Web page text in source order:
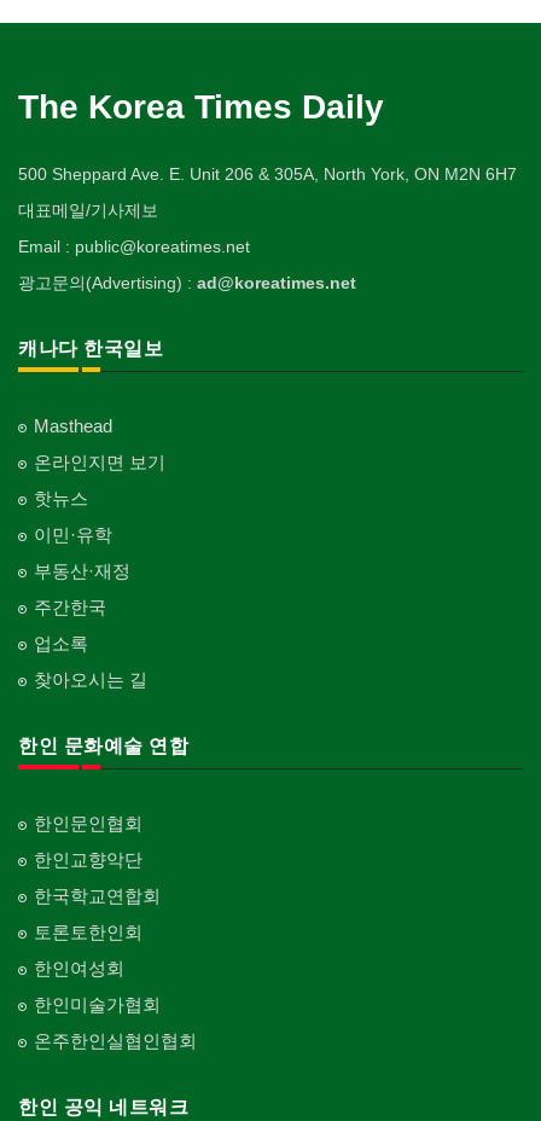
Veterinarian
Ophthalmologist
의사-외과
Surgeon
의사-치과
의사-가정의
의사-기타
의사-정신과
애완동물용품
양복점
Tailor
Fashion/Boutique
Blanket
웨딩서비스
자수
개인지도-어학/수학
개인지도-서예
Private Lesson-Calligraphy
Private Lesson-Art/Photograph
Private Lesson-Ballet/Dance
개인지도-꽃꽂이
개인지도-기타
스테이징 홈
전기공사/수리
Electric Work
정원공사/조경
Roofing
Curtain/Carpet
Wall Paper/Paint
가라지/그라지/차고
Garage Door
건축 엔지니어
Engineering
Architectural Designer
자동차-판매/리스
자동차-견인
Towing
자동차-청소
Auto Cleaning
운동구/스포츠용품
취미/레저
Hobby/Leisure
태권도/무술
Taekwondo/Martial Arts
Spring Water/Water Purifier
Nursing Home
Sauna
Skin Care
화장품
Cosmetics
피트니스/헬스
Fitness
산후조리서비스
Korean Businessmen's Association
Buddhist Temple
한국일보 본사 및 지국
한국정부기관
Korean Governmental Organization
한인회
Korean Cultural Association
Newspaper/TV/Radio
한국기업 현지법인/지사
Korean Enterprises In Canada
동창회-대학교
Alumni University
동창회-중·고등학교
Alumni Middle·High School
단체-협회
단체-스포츠
Organization-Sports
단체-음악/미술
Organization-Music/Art
Organization-Buddhist
Organization-Christianity
교회-장로교회
Church-Presbyterian
Church-United
Shoe Repair
ETC
아파트
The Korea Times Daily
500 Sheppard Ave. E. Unit 206 & 305A, North York, ON M2N 6H7
대표메일/기사제보
Email : public@koreatimes.net
광고문의(Advertising) : ad@koreatimes.net
캐나다 한국일보
Masthead
온라인지면 보기
핫뉴스
이민·유학
부동산·재정
주간한국
업소록
찾아오시는 길
한인 문화예술 연합
한인문인협회
한인교향악단
한국학교연합회
토론토한인회
한인여성회
한인미술가협회
온주한인실협인협회
한인 공익 네트워크